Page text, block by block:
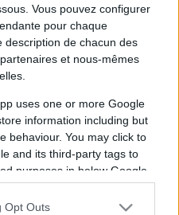
Vous pouvez configurer
pour chaque
description de chacun des
et nous-mêmes
uses one or more Google
information including but
behaviour. You may click to
and its third-party tags to
purposes in below Google
Opt Outs
la liste des futurs
en France de